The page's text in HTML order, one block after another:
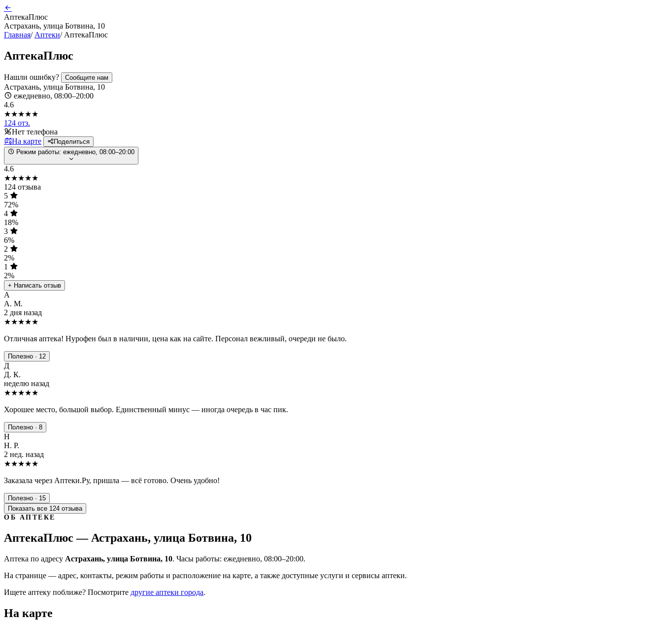
АптекаПлюс
Астрахань, улица Ботвина, 10
Главная/ Аптеки/ АптекаПлюс
АптекаПлюс
Нашли ошибку? Сообщите нам
Астрахань, улица Ботвина, 10
ежедневно, 08:00–20:00
4.6
★★★★★
124 отз.
Нет телефона
На карте
Поделиться
Режим работы: ежедневно, 08:00–20:00
4.6
★★★★★
124 отзыва
5
72%
4
18%
3
6%
2
2%
1
2%
+ Написать отзыв
А
А. М.
2 дня назад
★★★★★
Отличная аптека! Нурофен был в наличии, цена как на сайте. Персонал вежливый, очереди не было.
Полезно · 12
Д
Д. К.
неделю назад
★★★★★
Хорошее место, большой выбор. Единственный минус — иногда очередь в час пик.
Полезно · 8
Н
Н. Р.
2 нед. назад
★★★★★
Заказала через Аптеки.Ру, пришла — всё готово. Очень удобно!
Полезно · 15
Показать все 124 отзыва
ОБ АПТЕКЕ
АптекаПлюс — Астрахань, улица Ботвина, 10
Аптека по адресу Астрахань, улица Ботвина, 10. Часы работы: ежедневно, 08:00–20:00.
На странице — адрес, контакты, режим работы и расположение на карте, а также доступные услуги и сервисы аптеки.
Ищете аптеку поближе? Посмотрите другие аптеки города.
На карте